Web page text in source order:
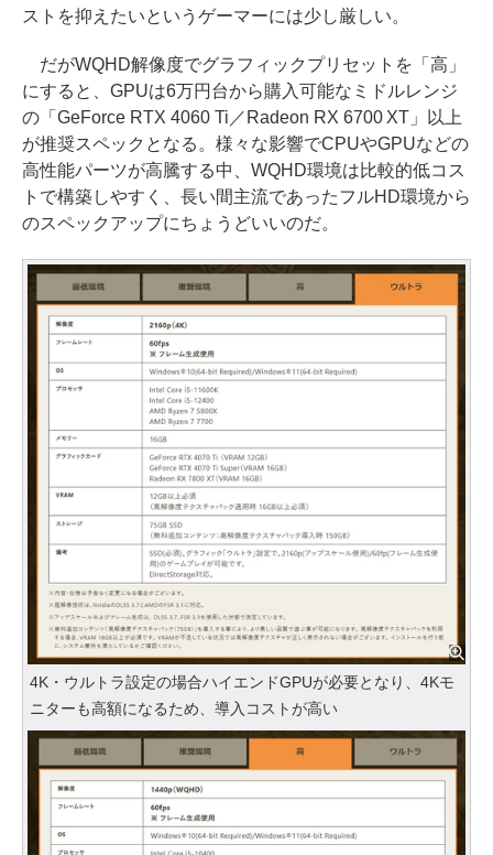
ストを抑えたいというゲーマーには少し厳しい。
だがWQHD解像度でグラフィックプリセットを「高」
にすると、GPUは6万円台から購入可能なミドルレンジ
の「GeForce RTX 4060 Ti／Radeon RX 6700 XT」以上
が推奨スペックとなる。様々な影響でCPUやGPUなどの
高性能パーツが高騰する中、WQHD環境は比較的低コス
トで構築しやすく、長い間主流であったフルHD環境から
のスペックアップにちょうどいいのだ。
4K・ウルトラ設定の場合ハイエンドGPUが必要となり、4Kモ
ニターも高額になるため、導入コストが高い